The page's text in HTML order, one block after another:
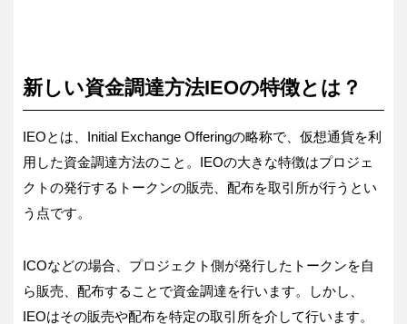
新しい資金調達方法IEOの特徴とは？
IEOとは、Initial Exchange Offeringの略称で、仮想通貨を利
用した資金調達方法のこと。IEOの大きな特徴はプロジェ
クトの発行するトークンの販売、配布を取引所が行うとい
う点です。
ICOなどの場合、プロジェクト側が発行したトークンを自
ら販売、配布することで資金調達を行います。しかし、
IEOはその販売や配布を特定の取引所を介して行います。